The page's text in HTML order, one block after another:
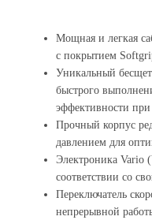
Мощная и легкая
с покрытием
Уникальный
быстрого
эффективности
Прочный корпус
давлением для
Электроника Vario
соответствии со
Переключатель
непрерывной